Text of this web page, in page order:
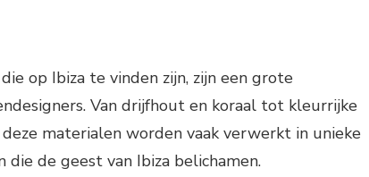
op Ibiza te vinden zijn, zijn een grote
Van drijfhout en koraal tot kleurrijke
materialen worden vaak verwerkt in unieke
die de geest van Ibiza belichamen.